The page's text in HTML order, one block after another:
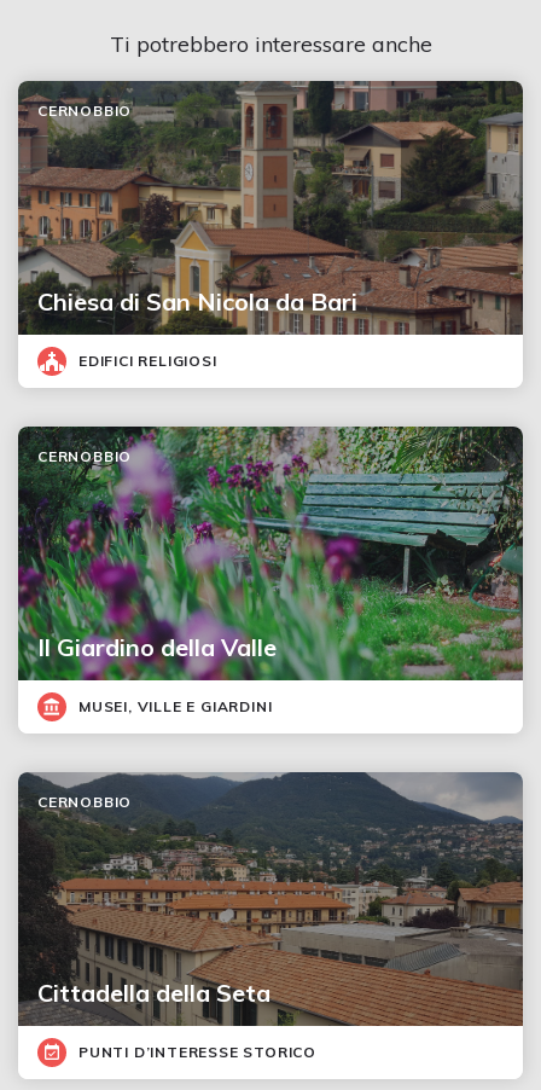
Ti potrebbero interessare anche
Chiesa di San Nicola da Bari
CERNOBBIO
EDIFICI RELIGIOSI
Il Giardino della Valle
CERNOBBIO
MUSEI, VILLE E GIARDINI
Cittadella della Seta
CERNOBBIO
PUNTI D’INTERESSE STORICO